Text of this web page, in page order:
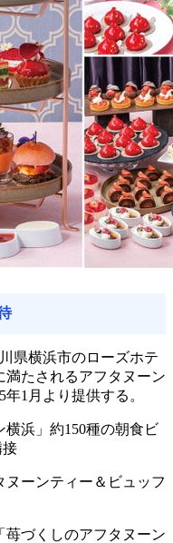
県横浜市のローズホテ
満たされるアフタヌーン
1月より提供する。
横浜」約150種の朝食ビ
接
ーンティー＆ビュッフ
苺づくしのアフタヌーン